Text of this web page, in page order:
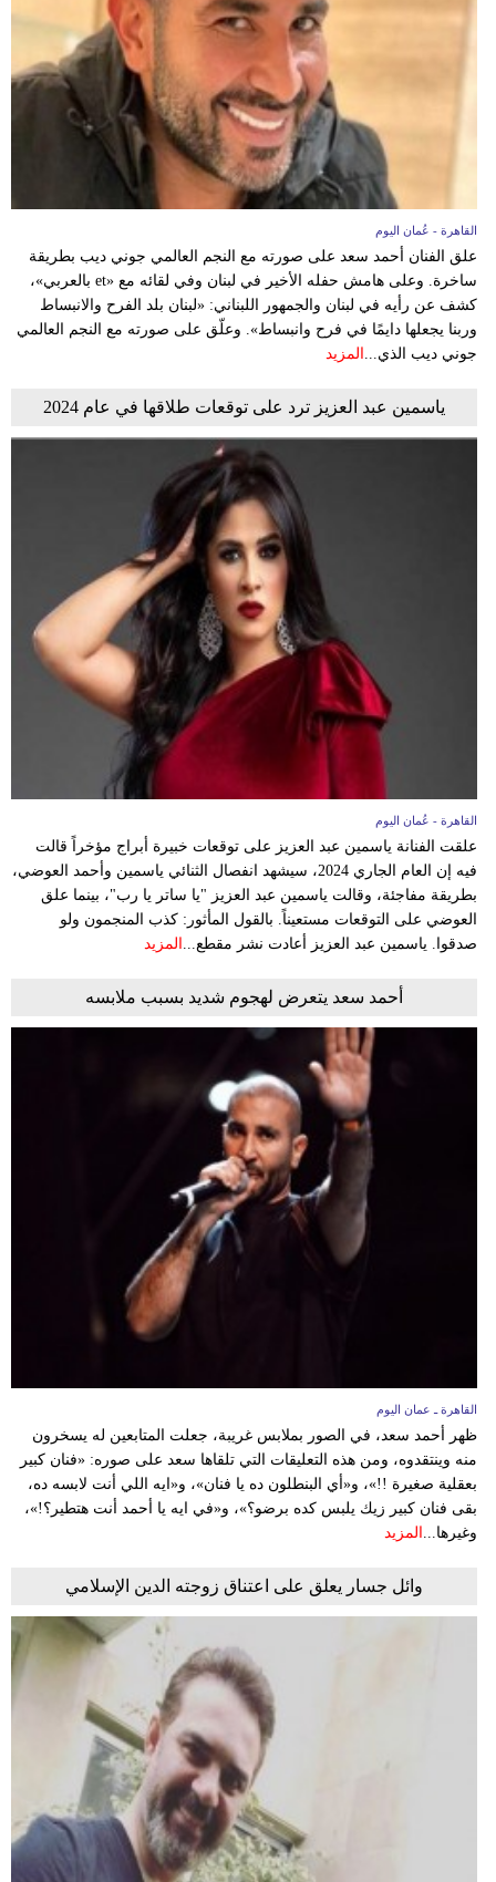
القاهرة - عُمان اليوم
علق الفنان أحمد سعد على صورته مع النجم العالمي جوني ديب بطريقة
ساخرة. وعلى هامش حفله الأخير في لبنان وفي لقائه مع «et بالعربي»،
كشف عن رأيه في لبنان والجمهور اللبناني: «لبنان بلد الفرح والانبساط
وربنا يجعلها دايمًا في فرح وانبساط». وعلّق على صورته مع النجم العالمي
جوني ديب الذي... المزيد
ياسمين عبد العزيز ترد على توقعات طلاقها في عام 2024
القاهرة - عُمان اليوم
علقت الفنانة ياسمين عبد العزيز على توقعات خبيرة أبراج مؤخراً قالت
فيه إن العام الجاري 2024، سيشهد انفصال الثنائي ياسمين وأحمد العوضي،
بطريقة مفاجئة، وقالت ياسمين عبد العزيز "يا ساتر يا رب"، بينما علق
العوضي على التوقعات مستعيناً. بالقول المأثور: كذب المنجمون ولو
صدقوا. ياسمين عبد العزيز أعادت نشر مقطع...
المزيد
أحمد سعد يتعرض لهجوم شديد بسبب ملابسه
القاهرة ـ عمان اليوم
ظهر أحمد سعد، في الصور بملابس غريبة، جعلت المتابعين له يسخرون
منه وينتقدوه، ومن هذه التعليقات التي تلقاها سعد على صوره: «فنان كبير
بعقلية صغيرة !!»، و«أي البنطلون ده يا فنان»، و«ايه اللي أنت لابسه ده،
بقى فنان كبير زيك يلبس كده برضو؟»، و«في ايه يا أحمد أنت هتطير؟!»،
وغيرها... المزيد
وائل جسار يعلق على اعتناق زوجته الدين الإسلامي